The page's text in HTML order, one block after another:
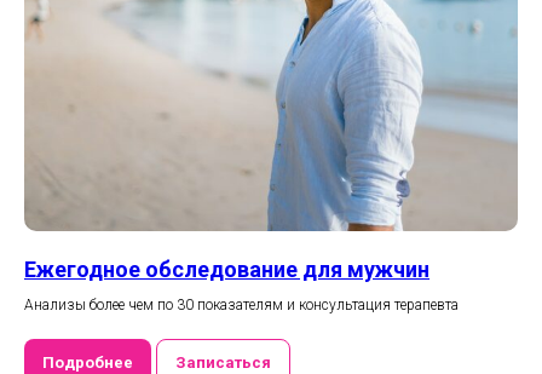
Ежегодное обследование для мужчин
Анализы более чем по 30 показателям и консультация терапевта
Подробнее Записаться